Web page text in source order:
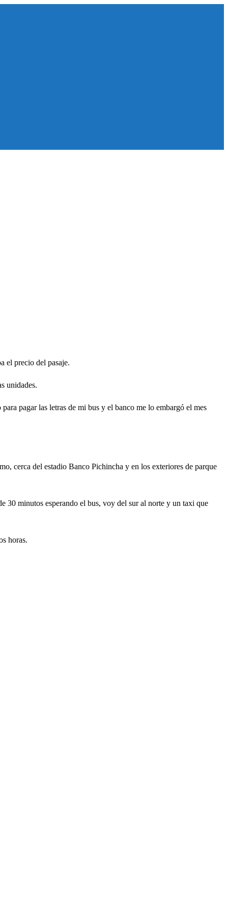
el precio del pasaje.
unidades.
pagar las letras de mi bus y el banco me lo embargó el mes
cerca del estadio Banco Pichincha y en los exteriores de parque
30 minutos esperando el bus, voy del sur al norte y un taxi que
horas.